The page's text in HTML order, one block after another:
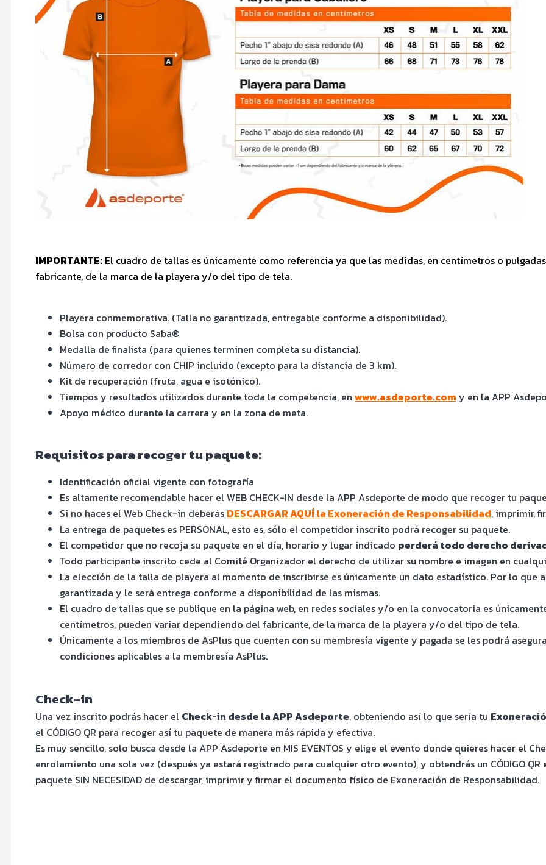
IMPORTANTE: El cuadro de tallas es únicamente como referencia ya que las medidas, en centímetros o
fabricante, de la marca de la playera y/o del tipo de tela.
Playera conmemorativa. (Talla no garantizada, entregable conforme a disponibilidad).
Bolsa con producto Saba®
Medalla de finalista (para quienes terminen completa su distancia).
Número de corredor con CHIP incluido (excepto para la distancia de 3 km).
Kit de recuperación (fruta, agua e isotónico).
Tiempos y resultados utilizados durante toda la competencia, en www.asdeporte.com y en la APP
Apoyo médico durante la carrera y en la zona de meta.
Requisitos para recoger tu paquete:
Identificación oficial vigente con fotografía
Es altamente recomendable hacer el WEB CHECK-IN desde la APP Asdeporte de modo que recoger tu
Si no haces el Web Check-in deberás DESCARGAR AQUÍ la Exoneración de Responsabilidad, imprimir,
La entrega de paquetes es PERSONAL, esto es, sólo el competidor inscrito podrá recoger su paquete.
El competidor que no recoja su paquete en el día, horario y lugar indicado perderá todo derecho
Todo participante inscrito cede al Comité Organizador el derecho de utilizar su nombre e imagen en
La elección de la talla de playera al momento de inscribirse es únicamente un dato estadístico. Por lo que
garantizada y le será entrega conforme a disponibilidad de las mismas.
El cuadro de tallas que se publique en la página web, en redes sociales y/o en la convocatoria es
centímetros, pueden variar dependiendo del fabricante, de la marca de la playera y/o del tipo de tela.
Únicamente a los miembros de AsPlus que cuenten con su membresía vigente y pagada se les podrá
condiciones aplicables a la membresía AsPlus.
Check-in
Una vez inscrito podrás hacer el Check-in desde la APP Asdeporte, obteniendo así lo que sería tu
el CÓDIGO QR para recoger así tu paquete de manera más rápida y efectiva.
Es muy sencillo, solo busca desde la APP Asdeporte en MIS EVENTOS y elige el evento donde quieres hacer el
enrolamiento una sola vez (después ya estará registrado para cualquier otro evento), y obtendrás un CÓDIGO
paquete SIN NECESIDAD de descargar, imprimir y firmar el documento físico de Exoneración de Responsabilidad.